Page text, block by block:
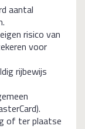
aantal
risico van
voor
rijbewijs
of ter plaatse